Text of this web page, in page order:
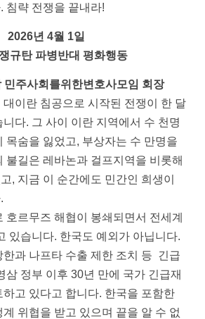
침략 전쟁을 끝내라!
2026년 4월 1일
규탄 파병반대 평화행동
주사회를위한변호사모임 회장
대이란 침공으로 시작된 전쟁이 한 달
다. 그 사이 이란 지역에서 수 천명
목숨을 잃었고, 부상자는 수 만명을
불길은 레바논과 걸프지역을 비롯해
, 지금 이 순간에도 민간인 희생이
호르무즈 해협이 봉쇄되면서 전세계
있습니다. 한국도 예외가 아닙니다.
한과 나프타 수출 제한 조치 등 긴급
삼 정부 이후 30년 만에 국가 긴급재
고 있다고 합니다. 한국을 포함한
위협을 받고 있으며 끝을 알 수 없